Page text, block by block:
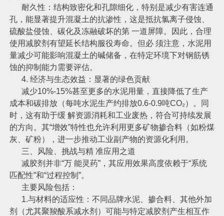
耐久性：结构致密化和孔隙细化，特别是减少有害连通
孔，能显著提升混凝土的抗渗性，这是抵抗氯离子侵蚀、
硫酸盐侵蚀、碳化及冻融破坏的第 一道屏障。因此，合理
使用减胶剂有望延长结构服役寿命。但必 须注意，水泥用
量减少可能影响混凝土的碱储备，在特定环境下对钢筋锈
蚀的抑制能力需要评估。
4. 经济与生态效益：显著的绿色贡献
减少10%-15%甚至更多的水泥用量，直接降低了生产
成本和碳排放（每吨水泥生产约排放0.6-0.9吨CO₂）。同
时，这有助于缓 解资源消耗和工业废热，符合可持续发展
的方向。其“增效”特性也允许利用更多矿物掺合料（如粉煤
灰、矿粉），进一步推动工业副产物的资源化利用。
三、风险、挑战与精 准应用之道
减胶剂并非“万 能灵药”，其应用效果高度依赖于“系统
匹配性”和“过程控制”。
主要风险包括：
1.与材料的适应性：不同品牌水泥、掺合料、其他外加
剂（尤其聚羧酸系减水剂）可能与特定减胶剂产生相互作